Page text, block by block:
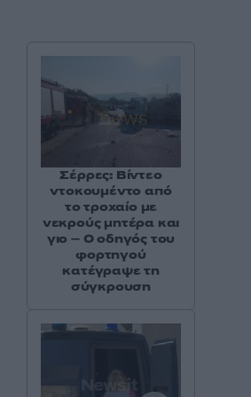
Σέρρες: Βίντεο
ντοκουμέντο από
το τροχαίο με
νεκρούς μητέρα και
γιο – Ο οδηγός του
φορτηγού
κατέγραψε τη
σύγκρουση